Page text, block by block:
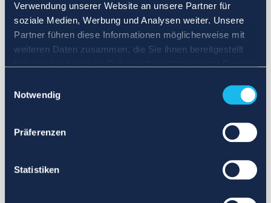
Verwendung unserer Website an unsere Partner für
soziale Medien, Werbung und Analysen weiter. Unsere
Partner führen diese Informationen möglicherweise mit
weiteren Daten zusammen, die Sie ihnen bereitgestellt
Notwendig
Präferenzen
Statistiken